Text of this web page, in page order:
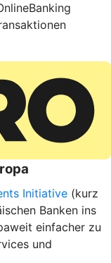
Initiative (kurz
Banken ins
einfacher zu
und